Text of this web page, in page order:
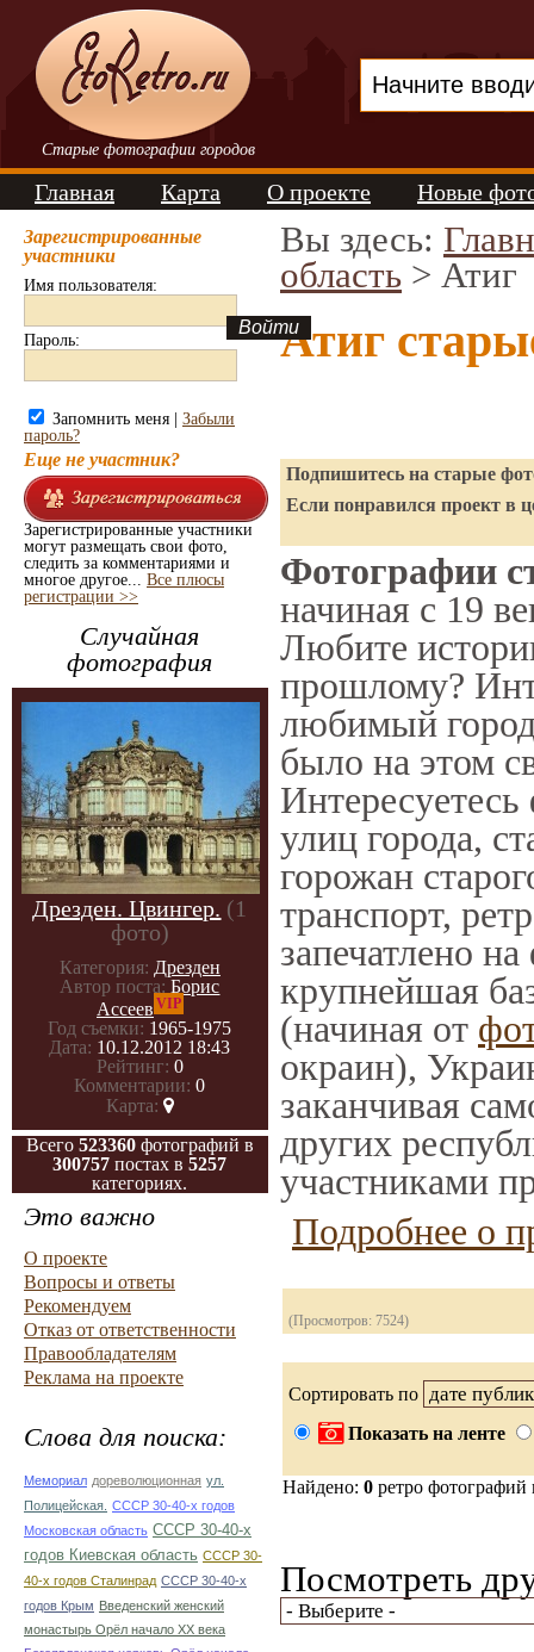
Старые фотографии городов
Главная Карта О проекте Новые
Зарегистрированные
участники
Имя пользователя:
Пароль:
Запомнить меня | Забыли
пароль?
Еще не участник?
Зарегистрированные участники
могут размещать свои фото,
следить за комментариями и
многое другое... Все плюсы
регистрации >>
Случайная
фотография
Дрезден. Цвингер. (1
фото)
Категория: Дрезден
Автор поста: Борис
Ассеев VIP
Год съемки: 1965-1975
Дата: 10.12.2012 18:43
Рейтинг: 0
Комментарии: 0
Карта:
Всего 523360 фотографий в
300757 постах в5257
категориях.
Это важно
О проекте
Вопросы и ответы
Рекомендуем
Отказ от ответственности
Правообладателям
Реклама на проекте
Слова для поиска:
Мемориал дореволюционная ул.
Полицейская. СССР 30-40-х годов
Московская область СССР 30-40-х
годов Киевская область СССР 30-
40-х годов Сталинрад СССР 30-40-х
годов Крым Введенский женский
монастырь Орёл начало ХХ века
Вы здесь:
область > Атиг
Атиг
Подпишитесь на старые
Если понравился проект в
Фотографии
начиная с 19
Любите
прошлому?
любимый
было на этом
Интересуетесь
улиц города,
горожан
транспорт,
запечатлено
крупнейшая
(начиная от
окраин),
заканчивая
других
участниками
Подробнее о
(Просмотров: 7524)
Сортировать по
Показать на ленте
Найдено: 0 ретро
Посмотреть